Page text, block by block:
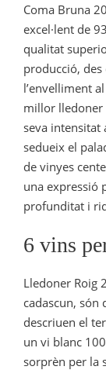
Coma Bruna
excel·lent de
qualitat
producció,
l’envelliment
millor lledoner
seva intensitat
sedueix el
de vinyes
una expressió
profunditat i
6 vins
Lledoner Roig
cadascun, són
descriuen el
un vi blanc
sorprèn per la